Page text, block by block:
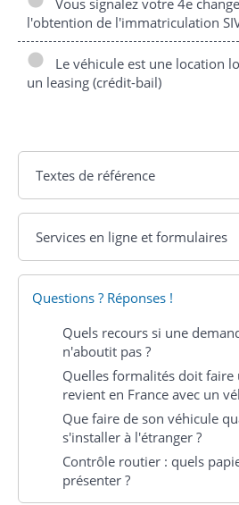
l'obtention de l'immatriculation
Le véhicule est une location
un leasing (crédit-bail)
Textes de référence
Services en ligne et formulaires
Questions ? Réponses !
Quels recours si une
n'aboutit pas ?
Quelles formalités doit faire
revient en France avec un
Que faire de son véhicule
s'installer à l'étranger ?
Contrôle routier : quels
présenter ?